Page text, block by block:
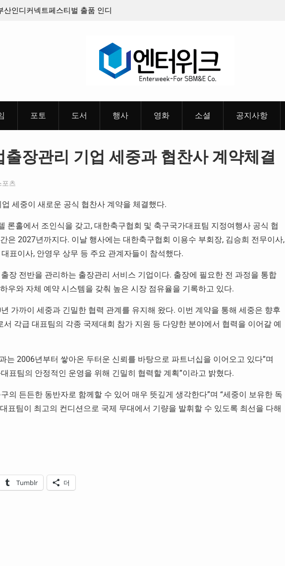
커넥트페스티벌 출품 인디
판타지 케이팝 애니메이션 ‘고스트밴드’ 8월 26일(수)
포토 도서 행사 영화 소셜 공지사항
장관리 기업 세중과 협찬사 계약체결
포츠
세중이 새로운 공식 협찬사 계약을 체결했다.
론홀에서 조인식을 갖고, 대한축구협회 및 축구국가대표팀 지정여행사 공식 협
은 2027년까지다. 이날 행사에는 대한축구협회 이용수 부회장, 김승희 전무이사,
표이사, 안영우 상무 등 주요 관계자들이 참석했다.
장 전반을 관리하는 출장관리 서비스 기업이다. 출장에 필요한 전 과정을 통합
우와 자체 예약 시스템을 갖춰 높은 시장 점유율을 기록하고 있다.
가까이 세중과 긴밀한 협력 관계를 유지해 왔다. 이번 계약을 통해 세중은 향후
각급 대표팀의 각종 국제대회 참가 지원 등 다양한 분야에서 협력을 이어갈 예
는 2006년부터 쌓아온 두터운 신뢰를 바탕으로 파트너십을 이어오고 있다”며
표팀의 안정적인 운영을 위해 긴밀히 협력할 계획”이라고 밝혔다.
의 든든한 동반자로 함께할 수 있어 매우 뜻깊게 생각한다”며 “세중이 보유한 독
표팀이 최고의 컨디션으로 국제 무대에서 기량을 발휘할 수 있도록 최선을 다해
Tumblr 더